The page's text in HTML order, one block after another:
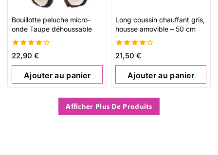
Bouillotte peluche micro-
onde Taupe déhoussable
4.36
de 5
22,90 €
Ajouter au panier
Long coussin chauffant gris,
housse amovible – 50 cm
4.27
de 5
21,50 €
Ajouter au panier
Afficher Plus De Produits